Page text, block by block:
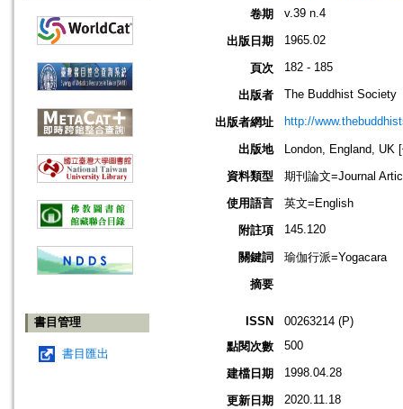
書目管理
書目匯出
卷期 v.39 n.4
出版日期 1965.02
頁次 182 - 185
出版者 The Buddhist Society
出版者網址 http://
出版地
London, England, UK
資料類型
期刊論文=Journal
使用語言
英文=English
附註項
145.120
關鍵詞
瑜伽行派=Yogacara
摘要
ISSN
00263214 (P)
點閱次數
500
建檔日期 1998.04.28
更新日期 2020.11.18